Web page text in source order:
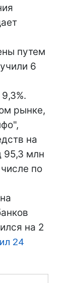
путем
6
рынке,
на
95,3 млн
по
на 2
24